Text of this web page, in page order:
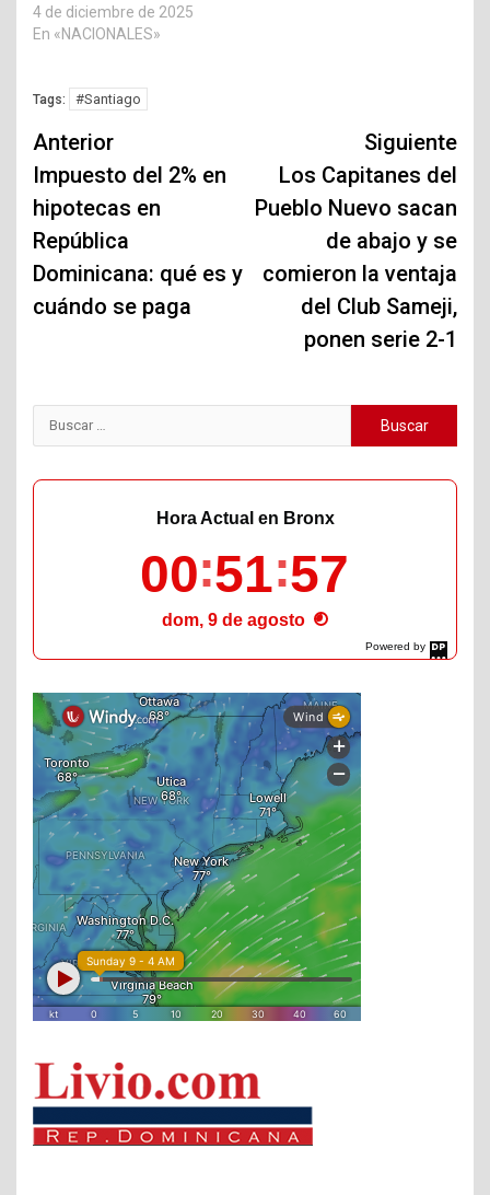
4 de diciembre de 2025
En «NACIONALES»
Tags: #Santiago
Navegación
de
entradas
Anterior
Impuesto del 2% en
hipotecas en
República
Dominicana: qué es y
cuándo se paga
Siguiente
Los Capitanes del
Pueblo Nuevo sacan
de abajo y se
comieron la ventaja
del Club Sameji,
ponen serie 2-1
Buscar:
Powered by
DaysPedia.com
Hora Actual en Bronx
00 51 58
dom, 9 de agosto